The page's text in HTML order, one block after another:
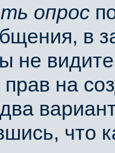
опрос
в
не
на
что